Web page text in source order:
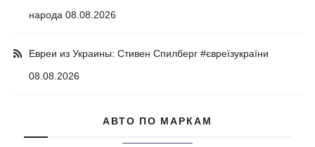
народа 08.08.2026
Евреи из Украины: Стивен Спилберг #євреїзукраїни
08.08.2026
АВТО ПО МАРКАМ